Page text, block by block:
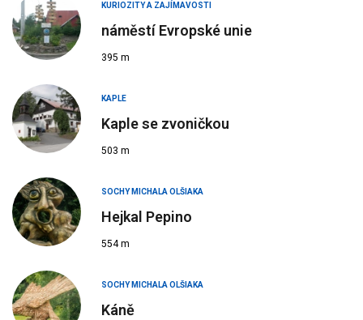
KURIOZITY A ZAJÍMAVOSTI
náměstí Evropské unie
395 m
KAPLE
Kaple se zvoničkou
503 m
SOCHY MICHALA OLŠIAKA
Hejkal Pepino
554 m
SOCHY MICHALA OLŠIAKA
Káně